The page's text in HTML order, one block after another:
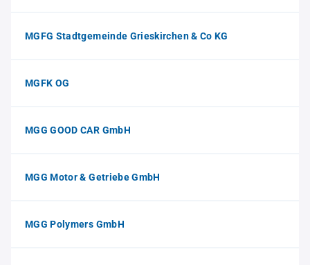
MGFG Stadtgemeinde Grieskirchen & Co KG
MGFK OG
MGG GOOD CAR GmbH
MGG Motor & Getriebe GmbH
MGG Polymers GmbH